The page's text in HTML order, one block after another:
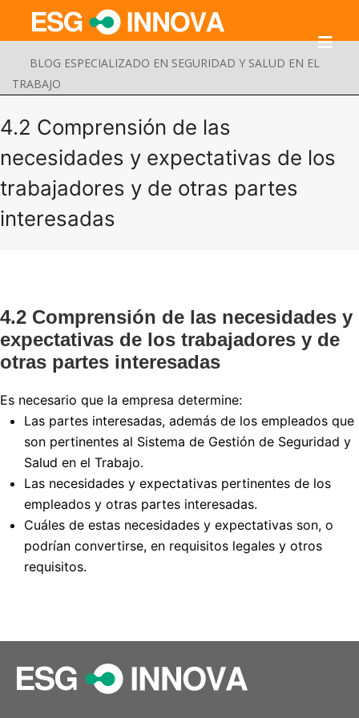
BLOG ESPECIALIZADO EN SEGURIDAD Y SALUD EN EL
TRABAJO
Buscar Enviar
4.2 Comprensión de las
necesidades y expectativas de los
trabajadores y de otras partes
interesadas
4.2 Comprensión de las necesidades y
expectativas de los trabajadores y de
otras partes interesadas
Es necesario que la empresa determine:
Las partes interesadas, además de los empleados que
son pertinentes al Sistema de Gestión de Seguridad y
Salud en el Trabajo.
Las necesidades y expectativas pertinentes de los
empleados y otras partes interesadas.
Cuáles de estas necesidades y expectativas son, o
podrían convertirse, en requisitos legales y otros
requisitos.